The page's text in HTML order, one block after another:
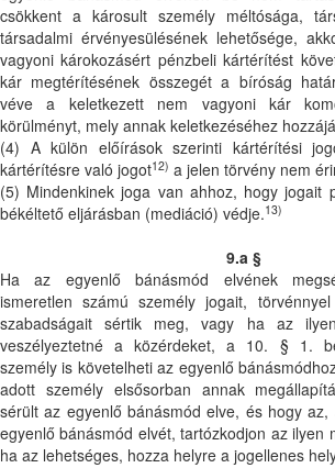
csökkent a károsult személy méltósága,
társadalmi érvényesülésének lehetősége,
vagyoni károkozásért pénzbeli kártérítést
kár megtérítésének összegét a bíróság
véve a keletkezett nem vagyoni kár
körülményt, mely annak keletkezéséhez
(4) A külön előírások szerinti kártérítési
kártérítésre való jogot12) a jelen törvény nem
(5) Mindenkinek joga van ahhoz, hogy jogait
békéltető eljárásban (mediáció) védje.13)
9.a §
Ha az egyenlő bánásmód elvének
ismeretlen számú személy jogait,
szabadságait sértik meg, vagy ha az
veszélyeztetné a közérdeket, a 10. § 1.
személy is követelheti az egyenlő
adott személy elsősorban annak
sérült az egyenlő bánásmód elve, és hogy
egyenlő bánásmód elvét, tartózkodjon az ilyen
ha az lehetséges, hozza helyre a jogellenes